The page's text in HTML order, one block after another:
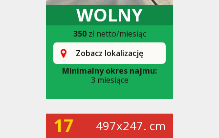
WOLNY
350zł netto/miesiąc
Zobacz lokalizację
Minimalny okres najmu:
3 miesiące
17 497x247. cm